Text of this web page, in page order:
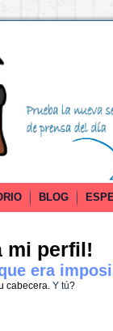
BLOG
mi perfil!
era
cabecera. Y tú?